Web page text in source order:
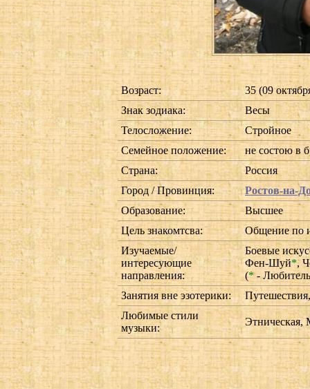
Возраст:
35 (09
Знак зодиака:
Весы
Телосложение:
Стройное
Семейное положение:
не состою в
Страна:
Россия
Город / Провинция:
Ростов-на-
Образование:
Высшее
Цель знакомтсва:
Общение по
Изучаемые/
интересующие
направления:
Боевые
Фен-Шуй*,
(*-
Занятия вне эзотерики:
Любимые стили
музыки:
Этническая,